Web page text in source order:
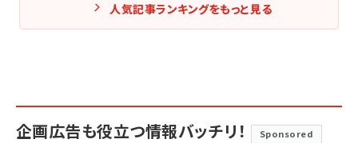
人気記事ランキングをもっと見る
企画広告も役立つ情報バッチリ！ Sponsored